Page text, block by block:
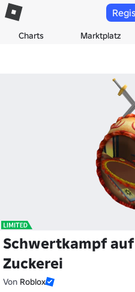
Charts Marktplatz
Schwertkampf
Zuckerei
Von Roblox